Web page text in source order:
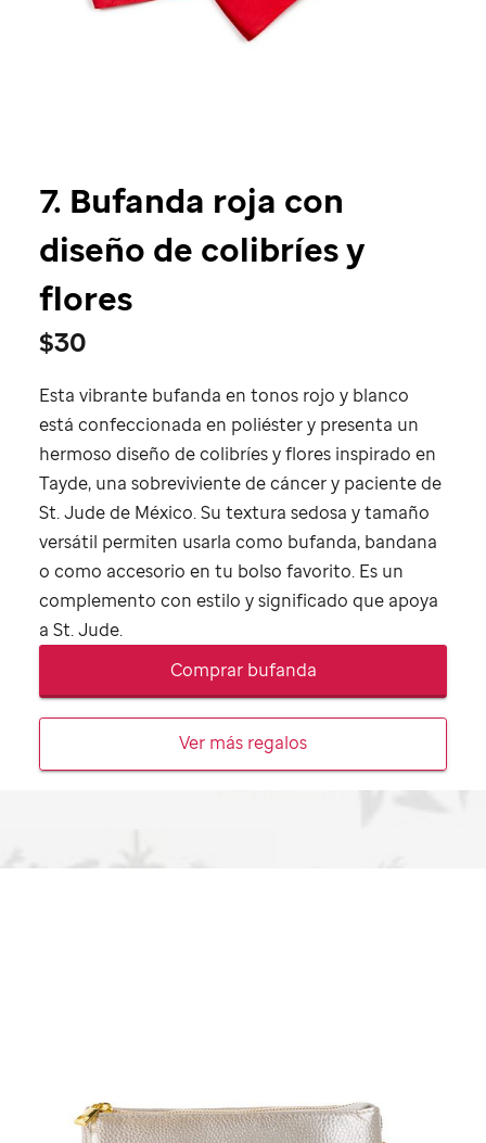
7. Bufanda roja con
diseño de colibríes y
flores
$30
Esta vibrante bufanda en tonos rojo y blanco
está confeccionada en poliéster y presenta un
hermoso diseño de colibríes y flores inspirado en
Tayde, una sobreviviente de cáncer y paciente de
St. Judede México. Su textura sedosa y tamaño
versátil permiten usarla como bufanda, bandana
o como accesorio en tu bolso favorito. Es un
complemento con estilo y significado que apoya
a St. Jude.
Comprar bufanda
Ver más regalos